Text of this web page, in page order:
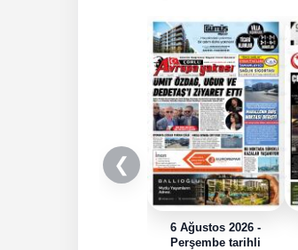
❮
6 Ağustos 2026 -
Perşembe tarihli